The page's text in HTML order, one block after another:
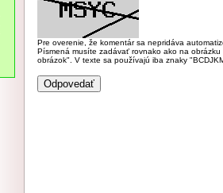
Pre overenie, že komentár sa nepridáva
Písmená musíte zadávať rovnako ako na
obrázok". V texte sa používajú iba znaky